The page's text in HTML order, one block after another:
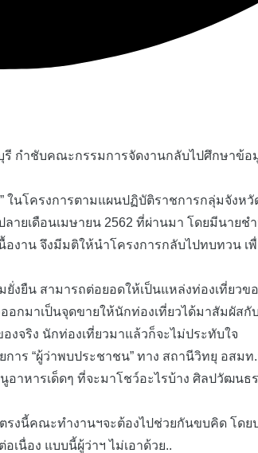
ชับคณะกรรมการจัดงานกลับไปศึกษาข้อมู
ในโครงการตามแผนปฏิบัติราชการกลุ่มจัง
ายเดือนเมษายน 2562 ที่ผ่านมา โดยมีนายช
งาน จึงมีมติให้นำโครงการกลับไปทบทวน
ยืน สามารถต่อยอดให้เป็นแหล่งท่องเที่ยว
มาเป็นจุดขายให้นักท่องเที่ยวได้มาสัมผัส
งจริง นักท่องเที่ยวมาแล้วก็จะไม่ประทับใจ
ร “ผู้ว่าพบประชาชน” ทาง สถานีวิทยุ อสม
าหารเด็ดๆ ที่จะมาโชว์อะไรบ้าง ศิลปวัฒน
งนี้คณะทำงานฯจะต้องไปช่วยกันขบคิด โดย
เนื่อง แบบนี้ผู้ว่าฯ ไม่เอาด้วย..